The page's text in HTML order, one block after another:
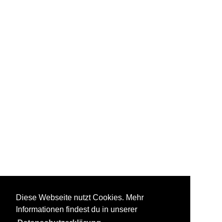
Diese Webseite nutzt Cookies. Mehr
Informationen findest du in unserer